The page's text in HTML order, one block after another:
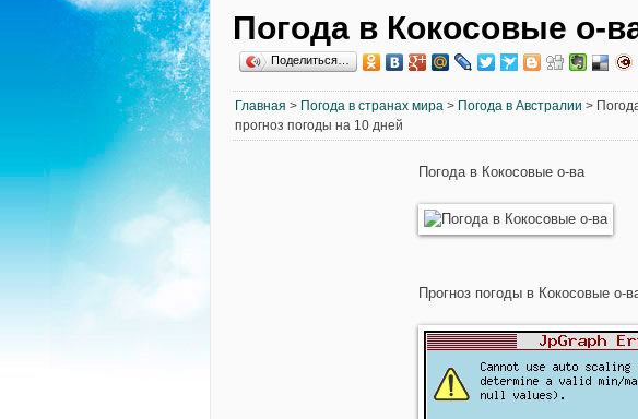
Погода в Кокосовые о-
Поделиться…
Главная > Погода в странах мира > Погода в Австралии >
прогноз погоды на 10 дней
Погода в Кокосовые о-ва
Прогноз погоды в Кокосовые о-